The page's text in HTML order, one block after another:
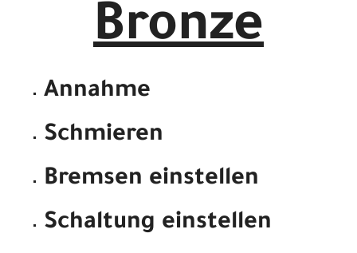
Bronze
Annahme
Schmieren
Bremsen einstellen
Schaltung einstellen